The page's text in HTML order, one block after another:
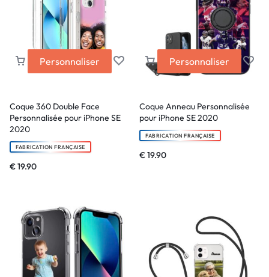
Personnaliser
Coque 360 Double Face
Personnalisée pour iPhone SE
2020
FABRICATION FRANÇAISE
€19.90
Personnaliser
Coque Anneau Personnalisée
pour iPhone SE 2020
FABRICATION FRANÇAISE
€19.90